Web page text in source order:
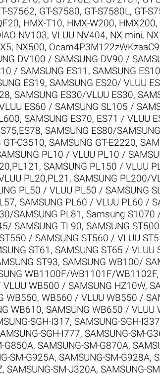
S7562, GT-S7580, GT-S7580L, GT-
, HMX-T10, HMX-W200, HMX200,
NV103, VLUU NV404, NX mini,
, NX500,
DV100 / SAMSUNG DV90 /
/ SAMSUNG ES11 , SAMSUNG
ES19, SAMSUNG ES20/ VLUU
, SAMSUNG ES30/VLUU ES30,
ES60 / SAMSUNG SL105 /
, SAMSUNG ES70, ES71 / VLUU
, SAMSUNG ES80/
GT-C3510, SAMSUNG GT-E2220,
PL10 / VLUU PL10 /
, SAMSUNG PL150 / VLUU
PL20,PL21 , SAMSUNG PL200/
PL50 / VLUU PL50 / SAMSUNG
, SAMSUNG PL60 / VLUU PL60 /
SAMSUNG PL81 , Samsung S1070
SAMSUNG TL90, SAMSUNG
/ SAMSUNG ST560 / VLUU
ST61 , SAMSUNG ST65 / VLUU
ST93, SAMSUNG WB100/
WB1100F/WB1101F/WB1102F,
WB500 / SAMSUNG HZ10W,
WB550, WB560 / VLUU WB550 /
WB610, SAMSUNG WB650 / VLUU
SGH-I317, SAMSUNG-SGH-I337
SGH-I777, SAMSUNG-SM-
G850A, SAMSUNG-SM-G870A,
SM-G925A, SAMSUNG-SM-G928A,
, SAMSUNG-SM-J320A, SAMSUNG-